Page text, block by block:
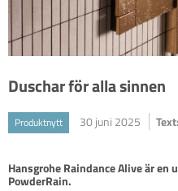
Duschar för alla sinnen
Produktnytt 30 juni 2025 Text:
Hansgrohe Raindance Alive är
PowderRain.